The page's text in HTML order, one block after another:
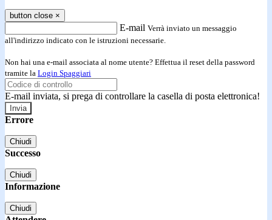
button close ×
E-mail Verrà inviato un messaggio
all'indirizzo indicato con le istruzioni necessarie.
Non hai una e-mail associata al nome utente? Effettua il reset della password
tramite la Login Spaggiari
E-mail inviata, si prega di controllare la casella di posta elettronica!
Errore
Chiudi
Successo
Chiudi
Informazione
Chiudi